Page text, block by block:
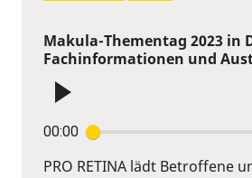
Makula-Thementag 2023 in
Fachinformationen und
00:00
PRO RETINA lädt Betroffene